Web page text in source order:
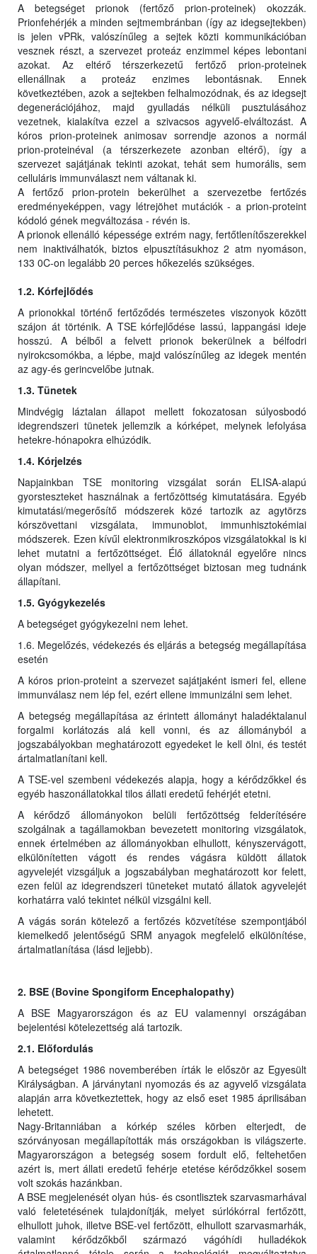
A betegséget prionok (fertőző prion-proteinek) okozzák.
Prionfehérjék a minden sejtmembránban (így az idegsejtekben)
is jelen vPRk, valószínűleg a sejtek közti kommunikációban
vesznek részt, a szervezet proteáz enzimmel képes lebontani
azokat. Az eltérő térszerkezetű fertőző prion-proteinek
ellenállnak a proteáz enzimes lebontásnak. Ennek
következtében, azok a sejtekben felhalmozódnak, és az idegsejt
degenerációjához, majd gyulladás nélküli pusztulásához
vezetnek, kialakítva ezzel a szivacsos agyvelő-elváltozást. A
kóros prion-proteinek animosav sorrendje azonos a normál
prion-proteinéval (a térszerkezete azonban eltérő), így a
szervezet sajátjának tekinti azokat, tehát sem humorális, sem
celluláris immunválaszt nem váltanak ki.
A fertőző prion-protein bekerülhet a szervezetbe fertőzés
eredményeképpen, vagy létrejöhet mutációk - a prion-proteint
kódoló gének megváltozása - révén is.
A prionok ellenálló képessége extrém nagy, fertőtlenítőszerekkel
nem inaktiválhatók, biztos elpusztításukhoz 2 atm nyomáson,
133 0C-on legalább 20 perces hőkezelés szükséges.
1.2. Kórfejlődés
A prionokkal történő fertőződés természetes viszonyok között
szájon át történik. A TSE kórfejlődése lassú, lappangási ideje
hosszú. A bélből a felvett prionok bekerülnek a bélfodri
nyirokcsomókba, a lépbe, majd valószínűleg az idegek mentén
az agy-és gerincvelőbe jutnak.
1.3. Tünetek
Mindvégig láztalan állapot mellett fokozatosan súlyosbodó
idegrendszeri tünetek jellemzik a kórképet, melynek lefolyása
hetekre-hónapokra elhúzódik.
1.4. Kórjelzés
Napjainkban TSE monitoring vizsgálat során ELISA-alapú
gyorsteszteket használnak a fertőzöttség kimutatására. Egyéb
kimutatási/megerősítő módszerek közé tartozik az agytörzs
kórszövettani vizsgálata, immunoblot, immunhisztokémiai
módszerek. Ezen kívűl elektronmikroszkópos vizsgálatokkal is ki
lehet mutatni a fertőzöttséget. Élő állatoknál egyelőre nincs
olyan módszer, mellyel a fertőzöttséget biztosan meg tudnánk
állapítani.
1.5. Gyógykezelés
A betegséget gyógykezelni nem lehet.
1.6. Megelőzés, védekezés és eljárás a betegség megállapítása
esetén
A kóros prion-proteint a szervezet sajátjaként ismeri fel, ellene
immunválasz nem lép fel, ezért ellene immunizálni sem lehet.
A betegség megállapítása az érintett állományt haladéktalanul
forgalmi korlátozás alá kell vonni, és az állományból a
jogszabályokban meghatározott egyedeket le kell ölni, és testét
ártalmatlanítani kell.
A TSE-vel szembeni védekezés alapja, hogy a kérődzőkkel és
egyéb haszonállatokkal tilos állati eredetű fehérjét etetni.
A kérődző állományokon belüli fertőzöttség felderítésére
szolgálnak a tagállamokban bevezetett monitoring vizsgálatok,
ennek értelmében az állományokban elhullott, kényszervágott,
elkülönítetten vágott és rendes vágásra küldött állatok
agyvelejét vizsgáljuk a jogszabályban meghatározott kor felett,
ezen felül az idegrendszeri tüneteket mutató állatok agyvelejét
korhatárra való tekintet nélkül vizsgálni kell.
A vágás során kötelező a fertőzés közvetítése szempontjából
kiemelkedő jelentőségű SRM anyagok megfelelő elkülönítése,
ártalmatlanítása (lásd lejjebb).
2. BSE (Bovine Spongiform Encephalopathy)
A BSE Magyarországon és az EU valamennyi országában
bejelentési kötelezettség alá tartozik.
2.1. Előfordulás
A betegséget 1986 novemberében írták le először az Egyesült
Királyságban. A járványtani nyomozás és az agyvelő vizsgálata
alapján arra következtettek, hogy az első eset 1985 áprilisában
lehetett.
Nagy-Britanniában a kórkép széles körben elterjedt, de
szórványosan megállapították más országokban is világszerte.
Magyarországon a betegség sosem fordult elő, feltehetően
azért is, mert állati eredetű fehérje etetése kérődzőkkel sosem
volt szokás hazánkban.
A BSE megjelenését olyan hús- és csontlisztek szarvasmarhával
való feletetésének tulajdonítják, melyet súrlókórral fertőzött,
elhullott juhok, illetve BSE-vel fertőzött, elhullott szarvasmarhák,
valamint kérődzőkből származó vágóhídi hulladékok